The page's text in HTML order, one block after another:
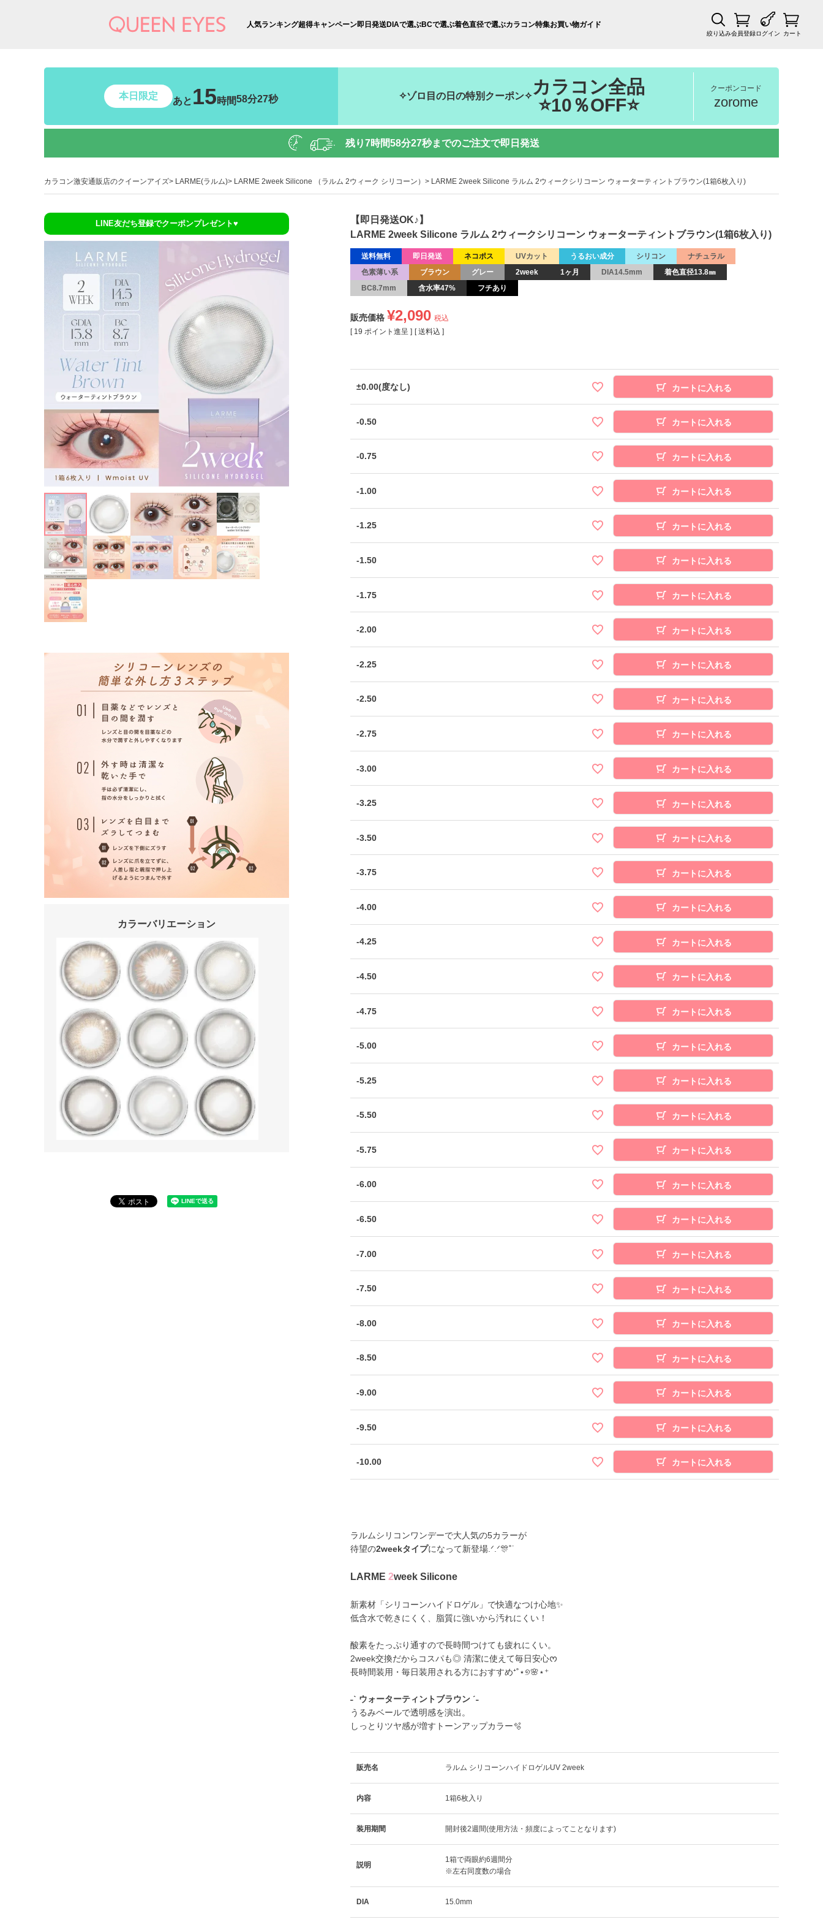
人気ランキング超得キャンペーン即日発送DIAで選ぶBCで選ぶ着色直径で選ぶカラコン特集お買い物ガイド
絞り込み会員登録ログイン カート
本日限定 あと 15時間58分26秒 ✧ゾロ目の日の特別クーポン✧ カラコン全品
⭐10％OFF⭐
クーポンコード
zorome
残り7時間58分26秒までのご注文で即日発送
カラコン激安通販店のクイーンアイズ LARME(ラルム) LARME 2week Silicone （ラルム 2ウィーク シリコーン） LARME 2week Silicone ラルム 2ウィークシリコーン ウォーターティントブラウン(1箱6枚入り)
LINE友だち登録でクーポンプレゼント♥
カラーバリエーション
【即日発送OK♪】
LARME 2week Silicone ラルム 2ウィークシリコーン ウォーターティントブラウン(1箱6枚入り)
送料無料 即日発送 ネコポス UVカット うるおい成分 シリコン
ナチュラル
色素薄い系
ブラウン グレー 2week 1ヶ月 DIA14.5mm
着色直径13.8㎜
BC8.7mm
含水率47% フチあり
販売価格 ¥2,090 税込
[ 19 ポイント進呈 ] 送料込
±0.00(度なし) カートに入れる
-0.50 カートに入れる
-0.75 カートに入れる
-1.00 カートに入れる
-1.25 カートに入れる
-1.50 カートに入れる
-1.75 カートに入れる
-2.00 カートに入れる
-2.25 カートに入れる
-2.50 カートに入れる
-2.75 カートに入れる
-3.00 カートに入れる
-3.25 カートに入れる
-3.50 カートに入れる
-3.75 カートに入れる
-4.00 カートに入れる
-4.25 カートに入れる
-4.50 カートに入れる
-4.75 カートに入れる
-5.00 カートに入れる
-5.25 カートに入れる
-5.50 カートに入れる
-5.75 カートに入れる
-6.00 カートに入れる
-6.50 カートに入れる
-7.00 カートに入れる
-7.50 カートに入れる
-8.00 カートに入れる
-8.50 カートに入れる
-9.00 カートに入れる
-9.50 カートに入れる
-10.00 カートに入れる
ラルムシリコンワンデーで大人気の5カラーが
待望の2weekタイプになって新登場.ᐟ.ᐟ🎊˚˙
LARME 2week Silicone
新素材「シリコーンハイドロゲル」で快適なつけ心地✨
低含水で乾きにくく、脂質に強いから汚れにくい！
酸素をたっぷり通すので長時間つけても疲れにくい。
2week交換だからコスパも◎ 清潔に使えて毎日安心ᰔ
長時間装用・毎日装用される方におすすめ⁺˚⋆୭🌸⋆⁺
˗ˋ ウォーターティントブラウン ˊ˗
うるみベールで透明感を演出。
しっとりツヤ感が増すトーンアップカラー🫧
販売名 ラルム シリコーンハイドロゲルUV 2week
内容 1箱6枚入り
装用期間 開封後2週間(使用方法・頻度によってことなります)
説明
1箱で両眼約6週間分
※左右同度数の場合
DIA 15.0mm